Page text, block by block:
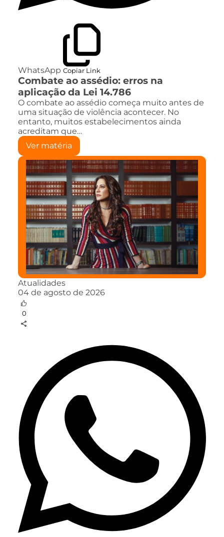
WhatsApp Copiar Link
Combate ao assédio: erros na
aplicação da Lei 14.786
O combate ao assédio começa muito antes de
uma situação de violência acontecer. No
entanto, muitos estabelecimentos ainda
acreditam que…
Ver matéria
Atualidades
04 de agosto de 2026
0